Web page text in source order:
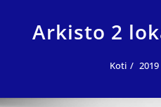
Arkisto 2
Koti 2019